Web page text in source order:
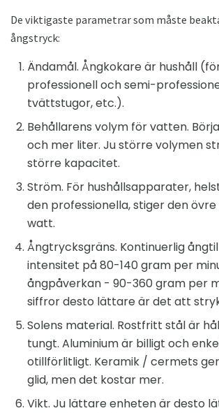
De viktigaste parametrar som måste
ångstryck:
Ändamål. Ångkokare är hushåll
professionell och semi-
tvättstugor, etc.).
Behållarens volym för vatten.
och mer liter. Ju större volymen
större kapacitet.
Ström. För hushållsapparater,
den professionella, stiger den övre
watt.
Ångtrycksgräns. Kontinuerlig
intensitet på 80-140 gram per
ångpåverkan - 90-360 gram per
siffror desto lättare är det att
Solens material. Rostfritt stål är
tungt. Aluminium är billigt och
otillförlitligt. Keramik / cermets
glid, men det kostar mer.
Vikt. Ju lättare enheten är desto